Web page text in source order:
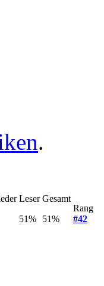
.
Leser
51%
Gesamt
51%
Rang
#42